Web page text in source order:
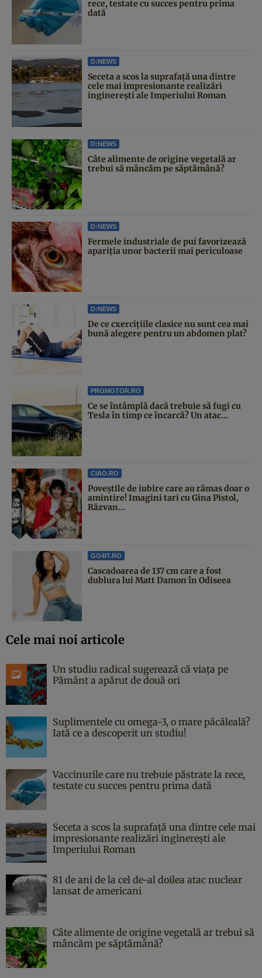
rece, testate cu succes pentru prima
dată
D:NEWS
Seceta a scos la suprafață una dintre
cele mai impresionante realizări
inginerești ale Imperiului Roman
D:NEWS
Câte alimente de origine vegetală ar
trebui să mâncăm pe săptămână?
D:NEWS
Fermele industriale de pui favorizează
apariția unor bacterii mai periculoase
D:NEWS
De ce cxercițiile clasice nu sunt cea mai
bună alegere pentru un abdomen plat?
PROMOTOR.RO
Ce se întâmplă dacă trebuie să fugi cu
Tesla în timp ce încarcă? Un atac...
CIAO.RO
Poveştile de iubire care au rămas doar o
amintire! Imagini tari cu Gina Pistol,
Răzvan...
GO4IT.RO
Cascadoarea de 137 cm care a fost
dublura lui Matt Damon în Odiseea
Cele mai noi articole
Un studiu radical sugerează că viața pe
Pământ a apărut de două ori
Suplimentele cu omega-3, o mare păcăleală?
Iată ce a descoperit un studiu!
Vaccinurile care nu trebuie păstrate la rece,
testate cu succes pentru prima dată
Seceta a scos la suprafață una dintre cele mai
impresionante realizări inginerești ale
Imperiului Roman
81 de ani de la cel de-al doilea atac nuclear
lansat de americani
Câte alimente de origine vegetală ar trebui să
mâncăm pe săptămână?